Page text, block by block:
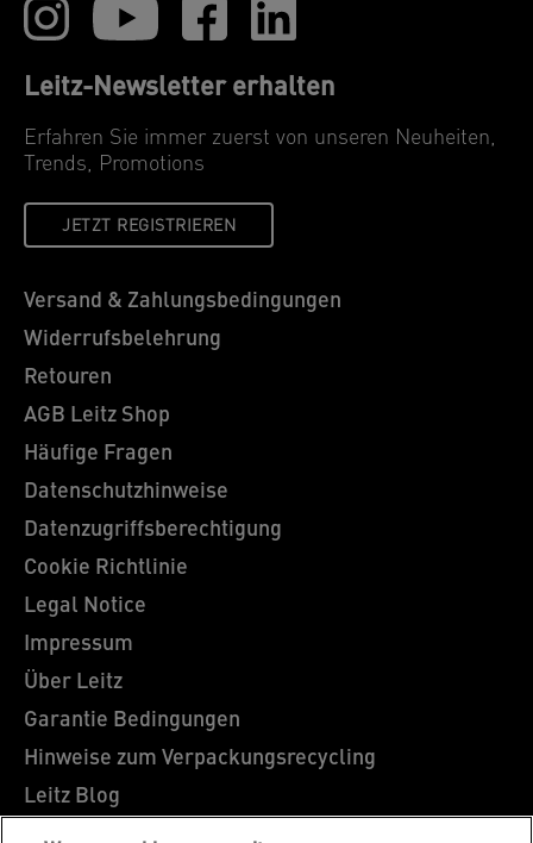
Leitz-Newsletter erhalten
Erfahren Sie immer zuerst von unseren Neuheiten,
Trends, Promotions
JETZT REGISTRIEREN
Versand & Zahlungsbedingungen
Widerrufsbelehrung
Retouren
AGB Leitz Shop
Häufige Fragen
Datenschutzhinweise
Datenzugriffsberechtigung
Cookie Richtlinie
Legal Notice
Impressum
Über Leitz
Garantie Bedingungen
Hinweise zum Verpackungsrecycling
Leitz Blog
Karriere